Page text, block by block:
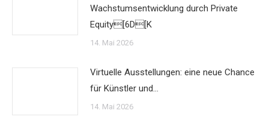
Wachstumsentwicklung durch Private
Equity[6D[K
14. Mai 2026
Virtuelle Ausstellungen: eine neue Chance
für Künstler und…
14. Mai 2026